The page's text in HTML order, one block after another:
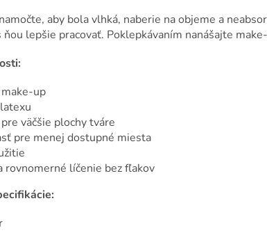
aby bola vlhká, naberie na objeme a
ňou lepšie pracovať. Poklepkávaním nanášajte
up
väčšie plochy tváre
pre menej dostupné miesta
rovnomerné líčenie bez fľakov